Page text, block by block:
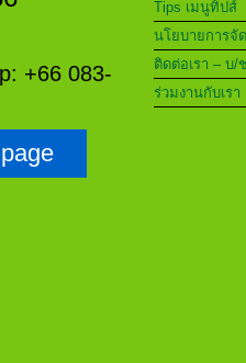
+66 083-
Tips เมนูทิปส์
นโยบายการจั
ติดต่อเรา – บ/ช
ร่วมงานกับเรา